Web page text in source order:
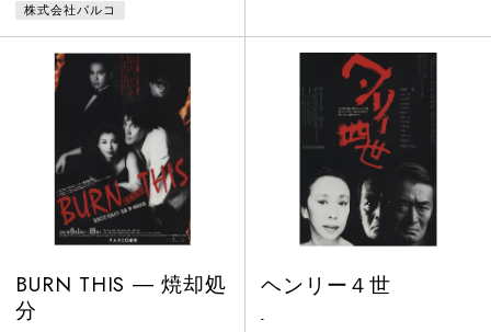
ームからみ合う四つの心に夜明け
は来るのか？
株式会社パルコ
BURN THIS ― 焼却処
分
ヘンリー４世
-